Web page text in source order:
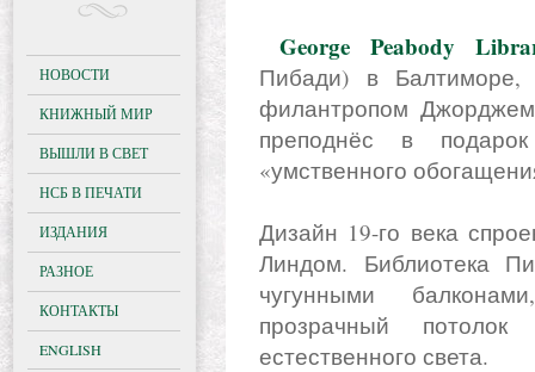
George Peabody
Пибади) в
филантропом
преподнёс в
«умственного
Дизайн 19-го века
Линдом. Библиотека
чугунными
прозрачный
естественного света.
НОВОСТИ
КНИЖНЫЙ МИР
ВЫШЛИ В СВЕТ
НСБ В ПЕЧАТИ
ИЗДАНИЯ
РАЗНОЕ
КОНТАКТЫ
ENGLISH